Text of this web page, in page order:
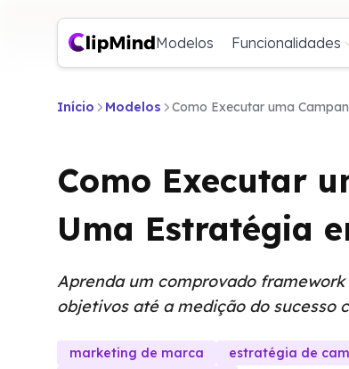
Modelos Funcionalidades
Início Modelos Como Executar uma
Como Executar
Uma Estratégia
Aprenda um comprovado
objetivos até a medição do sucesso
marketing de marca estratégia de